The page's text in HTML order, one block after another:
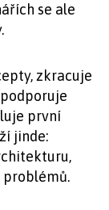
se ale
zkracuje
první
jinde:
problémů.